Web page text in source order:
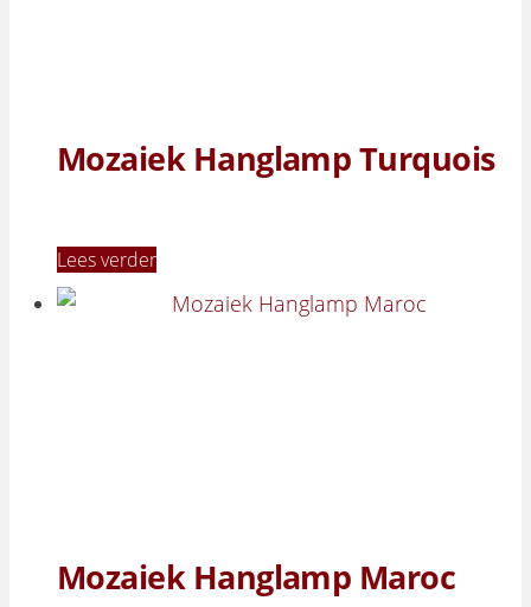
Mozaiek Hanglamp Turquois
Lees verder
Mozaiek Hanglamp Maroc